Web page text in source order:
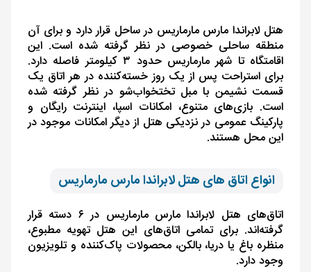
هتل لابراندا مارس مارماریس در ساحل قرار دارد و برای آن
منطقه ساحلی خصوصی در نظر گرفته شده است. این
اقامتگاه تا شهر مارماریس حدود ۳ کیلومتر فاصله دارد.
برای استراحت پس از یک روز خسته‌کننده در هر اتاق یک
قسمت نشیمن با مبل تختخواب‌شو در نظر گرفته شده
است. بازی‌های متنوع، امکانات اسپا، اینترنت رایگان و
پارکینگ عمومی در نزدیکی هتل از دیگر امکانات موجود در
این محل هستند.
انواع اتاق های هتل لابراندا مارس مارماریس
اتاق‌های هتل لابراندا مارس مارماریس در ۶ دسته قرار
گرفته‌اند. برای تمامی اتاق‌های این هتل تهویه مطبوع،
منظره باغ یا دریا، بالکن، محصولات پاک‌کننده و تلویزیون
وجود دارد.